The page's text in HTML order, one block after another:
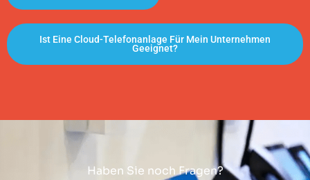
Ist Eine Cloud-Telefonanlage Für Mein Unternehmen
Geeignet?
Haben Sie noch Fragen?